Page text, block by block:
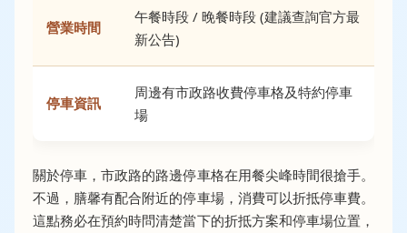
營業時間
午餐時段 / 晚餐時段 (建議查詢官方最
新公告)
停車資訊
周邊有市政路收費停車格及特約停車
場
關於停車，市政路的路邊停車格在用餐尖峰時間很搶手。
不過，膳馨有配合附近的停車場，消費可以折抵停車費。
這點務必在預約時問清楚當下的折抵方案和停車場位置，